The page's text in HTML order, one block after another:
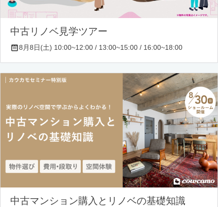
中古リノベ見学ツアー
8月8日(土) 10:00~12:00 / 13:00~15:00 / 16:00~18:00
中古マンション購入とリノベの基礎知識